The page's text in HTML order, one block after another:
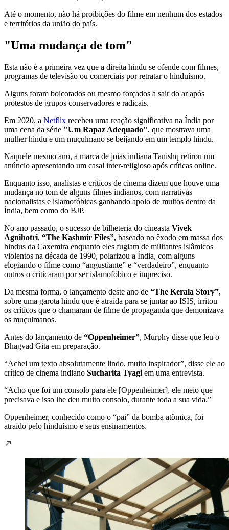
Até o momento, não há proibições do filme em nenhum dos estados
e territórios da união do país.
"Uma mudança de tom"
Esta não é a primeira vez que a direita hindu se ofende com filmes,
programas de televisão ou comerciais por retratar o hinduísmo.
Alguns foram boicotados ou mesmo forçados a sair do ar após
protestos de grupos conservadores e radicais.
Em 2020, a Netflix recebeu uma reação significativa na Índia por
uma cena da série "Um Rapaz Adequado", que mostrava uma
mulher hindu e um muçulmano se beijando em um templo hindu.
Naquele mesmo ano, a marca de joias indiana Tanishq retirou um
anúncio apresentando um casal inter-religioso após críticas online.
Enquanto isso, analistas e críticos de cinema dizem que houve uma
mudança no tom de alguns filmes indianos, com narrativas
nacionalistas e islamofóbicas ganhando apoio de muitos dentro da
Índia, bem como do BJP.
No ano passado, o sucesso de bilheteria do cineasta Vivek
Agnihotri, “The Kashmir Files”, baseado no êxodo em massa dos
hindus da Caxemira enquanto eles fugiam de militantes islâmicos
violentos na década de 1990, polarizou a Índia, com alguns
elogiando o filme como “angustiante” e “verdadeiro”, enquanto
outros o criticaram por ser islamofóbico e impreciso.
Da mesma forma, o lançamento deste ano de “The Kerala Story”,
sobre uma garota hindu que é atraída para se juntar ao ISIS, irritou
os críticos que o chamaram de filme de propaganda que demonizava
os muçulmanos.
Antes do lançamento de “Oppenheimer”, Murphy disse que leu o
Bhagvad Gita em preparação.
“Achei um texto absolutamente lindo, muito inspirador”, disse ele ao
crítico de cinema indiano Sucharita Tyagi em uma entrevista.
“Acho que foi um consolo para ele [Oppenheimer], ele meio que
precisava e isso lhe deu muito consolo, durante toda a sua vida.”
Oppenheimer, conhecido como o “pai” da bomba atômica, foi
atraído pelo hinduísmo e seus ensinamentos.